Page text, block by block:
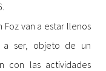
Foz van a estar llenos
a ser, objeto de un
con las actividades